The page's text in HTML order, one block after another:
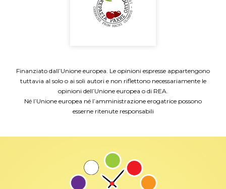
Finanziato dall’Unione europea. Le opinioni espresse appartengono
tuttavia al solo o ai soli autori e non riflettono necessariamente le
opinioni dell’Unione europea o di REA.
Né l’Unione europea né l’amministrazione erogatrice possono
esserne ritenute responsabili